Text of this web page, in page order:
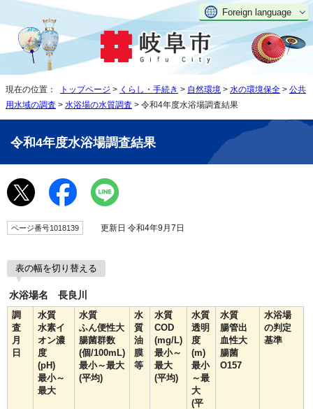
Foreign language
現在の位置： トップページ > くらし・手続き > 自然環境 > 水の環境保全 > 公共
用水域の調査 > 水浴場の水質調査 > 令和4年度水浴場調査結果
令和4年度水浴場調査結果
ページ番号1018139 更新日 令和4年9月7日
表の幅を切り替える
水浴場名 長良川
調
査
月
日
水質
水素イ
オン濃
度
(pH)
最小～
最大
水質
ふん便性大
腸菌群数
(個/100mL)
最小～最大
(平均)
水
質
油
膜
等
水質
COD
(mg/L)
最小～
最大
(平均)
水質
透明
度
(m)
最小
～最
大
(平
水質
腸管出
血性大
腸菌
O157
水浴場
の判定
基準